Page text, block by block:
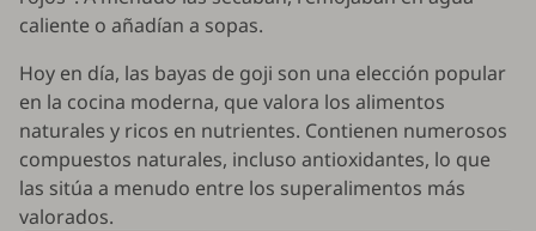
caliente o añadían a sopas.
Hoy en día, las bayas de goji son una elección popular
en la cocina moderna, que valora los alimentos
naturales y ricos en nutrientes. Contienen numerosos
compuestos naturales, incluso antioxidantes, lo que
las sitúa a menudo entre los superalimentos más
valorados.